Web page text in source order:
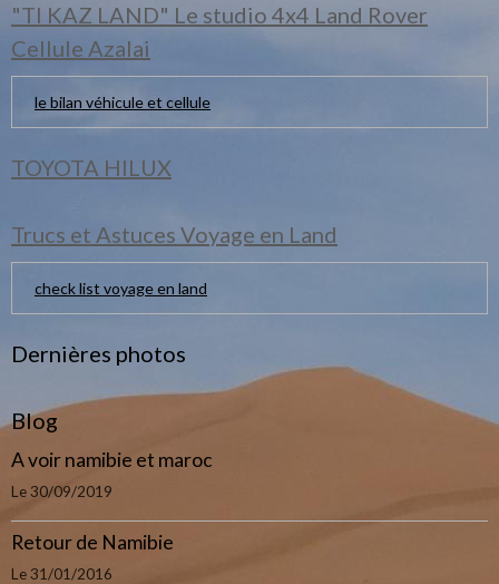
"TI KAZ LAND" Le studio 4x4 Land Rover
Cellule Azalai
le bilan véhicule et cellule
TOYOTA HILUX
Trucs et Astuces Voyage en Land
check list voyage en land
Dernières photos
Blog
A voir namibie et maroc
Le 30/09/2019
Retour de Namibie
Le 31/01/2016